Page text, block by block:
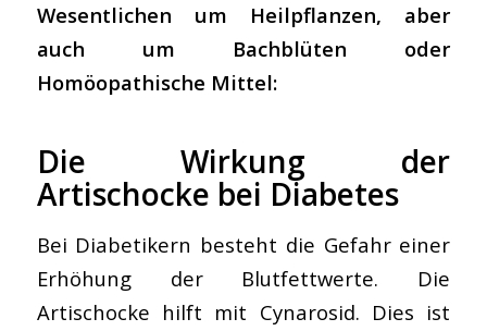
Wesentlichen um Heilpflanzen, aber
auch um Bachblüten oder
Homöopathische Mittel:
Die Wirkung der
Artischocke bei Diabetes
Bei Diabetikern besteht die Gefahr einer
Erhöhung der Blutfettwerte. Die
Artischocke hilft mit Cynarosid. Dies ist